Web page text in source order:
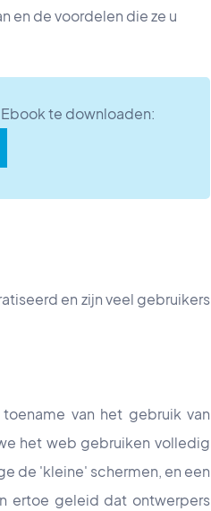
en de voordelen die ze u
te downloaden:
en zijn veel gebruikers
van het gebruik van
het web gebruiken volledig
de 'kleine' schermen, en een
ertoe geleid dat ontwerpers